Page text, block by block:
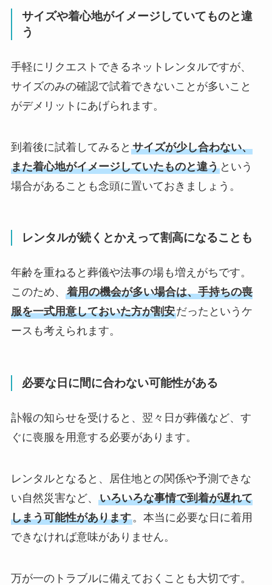
サイズや着心地がイメージしていてものと違
う
手軽にリクエストできるネットレンタルですが、
サイズのみの確認で試着できないことが多いこと
がデメリットにあげられます。
到着後に試着してみると サイズが少し合わない、
また着心地がイメージしていたものと違うという
場合があることも念頭に置いておきましょう。
レンタルが続くとかえって割高になることも
年齢を重ねると葬儀や法事の場も増えがちです。
このため、 着用の機会が多い場合は、手持ちの喪
服を一式用意しておいた方が割安だったというケ
ースも考えられます。
必要な日に間に合わない可能性がある
訃報の知らせを受けると、翌々日が葬儀など、す
ぐに喪服を用意する必要があります。
レンタルとなると、居住地との関係や予測できな
い自然災害など、 いろいろな事情で到着が遅れて
しまう可能性があります。本当に必要な日に着用
できなければ意味がありません。
万が一のトラブルに備えておくことも大切です。